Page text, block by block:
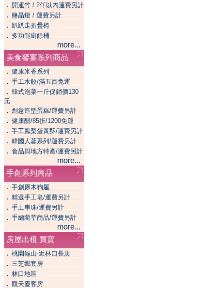
． 開運竹 / 2仟以內運費另計
． 鹽晶燈 / 運費另計
． 趴趴走折疊椅
．多功能廚餘桶
more...
美食饗宴系列商品
． 健康米香系列
． 手工水餃/滿五百免運
． 韓式泡菜一斤促銷價130
元
．創意造型蛋糕/運費另計
．健康醋/85折/1200免運
．手工鳯梨蛋黃酥/運費另計
．韓國人蔘系列/運費另計
．食品與地方特產/運費另計
more...
手創系列商品
． 手創原木狗屋
． 精選手工皂/運費另計
． 手工串珠/運費另計
．手編藺草商品/運費另計
more...
房屋出租 買賣
． 桃園龜山-近林口長庚
． 三芝鄉套房
． 林口地區
．觀天廈客房